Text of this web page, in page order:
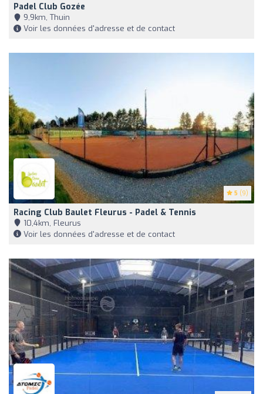
Padel Club Gozée
9,9km, Thuin
Voir les données d'adresse et de contact
5 (9)
Racing Club Baulet Fleurus - Padel & Tennis
10,4km, Fleurus
Voir les données d'adresse et de contact